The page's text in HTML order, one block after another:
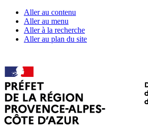
Aller au contenu
Aller au menu
Aller à la recherche
Aller au plan du site